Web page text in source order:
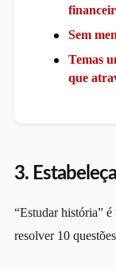
Sem
Temas
que
3.
“Estudar história”
resolver 10